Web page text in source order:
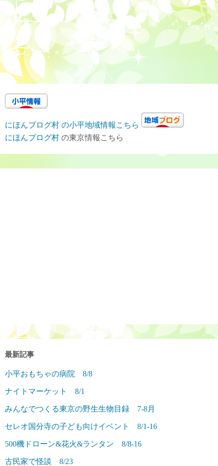
にほんブログ村 の小平地域情報こちら
にほんブログ村 の東京情報こちら
最新記事
小平おもちゃの病院 8/8
ナイトマーケット 8/1
みんなでつくる東京の野生生物目録 7-8月
セレオ国分寺の子ども向けイベント 8/1-16
500機ドローン&花火&ランタン 8/8-16
古民家で怪談 8/23